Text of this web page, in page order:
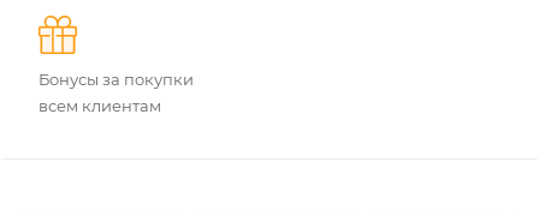
Бонусы за покупки
всем клиентам